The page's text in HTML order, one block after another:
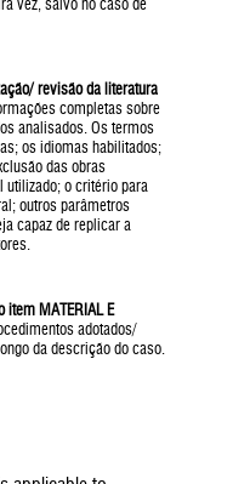
revisão da literatura
completas sobre
analisados. Os termos
os idiomas habilitados;
das obras
utilizado; o critério para
outros parâmetros
capaz de replicar a
MATERIAL E
adotados/
da descrição do caso.